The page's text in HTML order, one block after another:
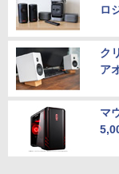
ロ
ク
ア
マ